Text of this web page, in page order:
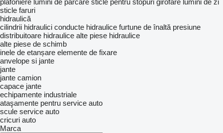
plafoniere lumini de parcare sticle pentru stopuri girofare lumini de zi
sticle faruri
hidraulică
cilindrii hidraulici conducte hidraulice furtune de înaltă presiune
distribuitoare hidraulice alte piese hidraulice
alte piese de schimb
inele de etanșare elemente de fixare
anvelope si jante
jante
jante camion
capace jante
echipamente industriale
ataşamente pentru service auto
scule service auto
cricuri auto
Marca